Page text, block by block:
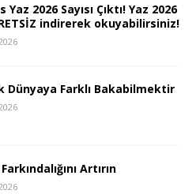
Yaz 2026 Sayısı Çıktı! Yaz 2026
indirerek okuyabilirsiniz!
Dünyaya Farklı Bakabilmektir
Artırın